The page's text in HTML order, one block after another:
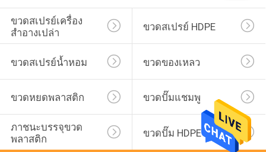
ขวดสเปรย์เครื่อง
สำอางเปล่า
ขวดสเปรย์ HDPE
ขวดสเปรย์น้ำหอม ขวดของเหลว
ขวดหยดพลาสติก ขวดปั๊มแชมพู
ภาชนะบรรจุขวด
พลาสติก
ขวดปั๊ม HDPE